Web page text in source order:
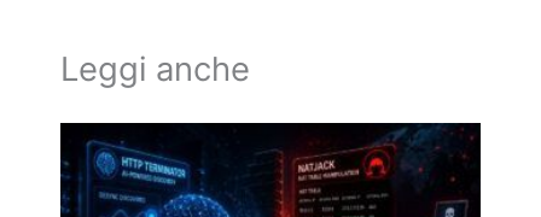
Leggi anche